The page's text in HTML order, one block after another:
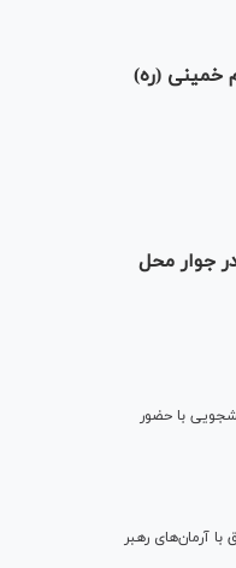
خمینی (ره)
جوار محل
با حضور
آرمان‌های رهبر